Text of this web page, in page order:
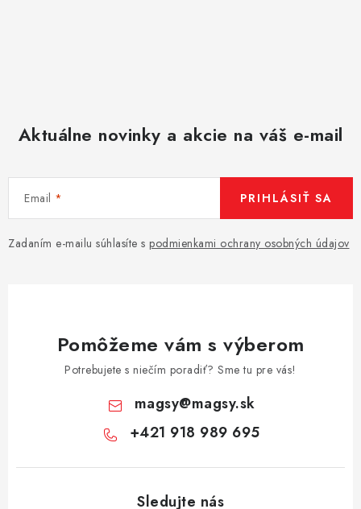
Aktuálne novinky a akcie na váš e-mail
Email
Zadaním e-mailu súhlasíte s podmienkami ochrany osobných údajov
PRIHLÁSIŤ SA
Pomôžeme vám s výberom
Potrebujete s niečím poradiť? Sme tu pre vás!
magsy@magsy.sk
+421 918 989 695